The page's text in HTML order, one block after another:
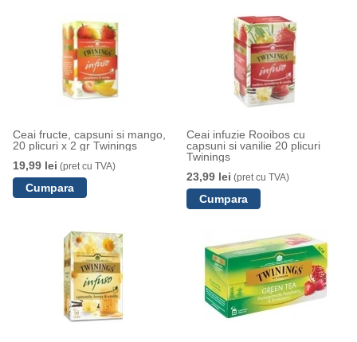
Ceai fructe, capsuni si mango,
20 plicuri x 2 gr Twinings
19,99 lei (pret cu TVA)
Ceai infuzie Rooibos cu
capsuni si vanilie 20 plicuri
Twinings
23,99 lei (pret cu TVA)